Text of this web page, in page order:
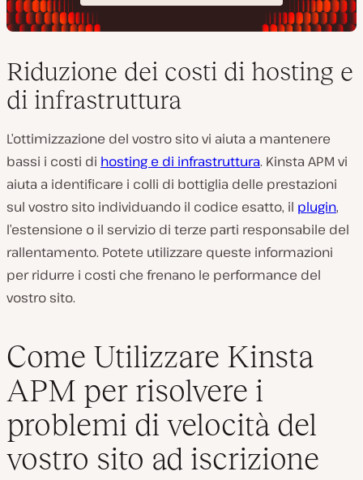
Riduzione dei costi di hosting e
di infrastruttura
L’ottimizzazione del vostro sito vi aiuta a mantenere
bassi i costi di hosting e di infrastruttura. Kinsta APM vi
aiuta a identificare i colli di bottiglia delle prestazioni
sul vostro sito individuando il codice esatto, il plugin,
l’estensione o il servizio di terze parti responsabile del
rallentamento. Potete utilizzare queste informazioni
per ridurre i costi che frenano le performance del
vostro sito.
Come Utilizzare Kinsta
APM per risolvere i
problemi di velocità del
vostro sito ad iscrizione